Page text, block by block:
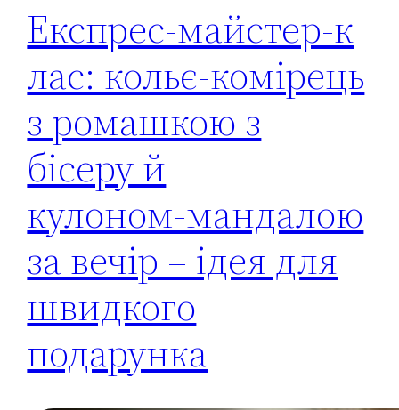
Експрес‑майстер‑к
лас: кольє‑комірець
з ромашкою з
бісеру й
кулоном‑мандалою
за вечір – ідея для
швидкого
подарунка